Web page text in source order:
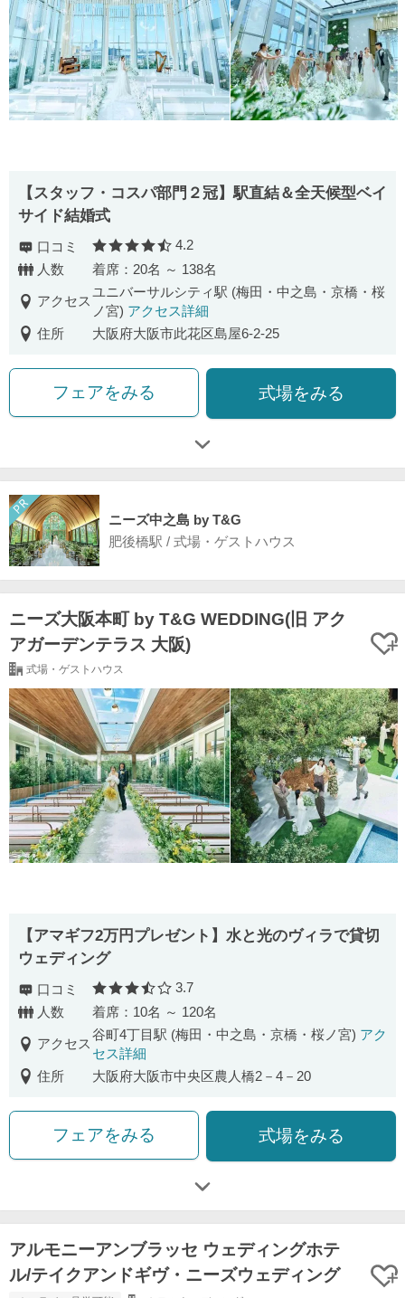
【スタッフ・コスパ部門２冠】駅直結＆全天候型ベイ
サイド結婚式
口コミ 口コミ評価
4.2
人数
着席：20名 ～ 138名
アクセス
ユニバーサルシティ駅 (梅田・中之島・京橋・桜
ノ宮) アクセス詳細
住所
大阪府大阪市此花区島屋6-2-25
フェアをみる 式場をみる
ニーズ中之島 by T&G
肥後橋駅 / 式場・ゲストハウス
ニーズ大阪本町 by T&G WEDDING(旧 アク
アガーデンテラス 大阪)
式場・ゲストハウス
【アマギフ2万円プレゼント】水と光のヴィラで貸切
ウェディング
口コミ 口コミ評価
3.7
人数
着席：10名 ～ 120名
アクセス
谷町4丁目駅 (梅田・中之島・京橋・桜ノ宮) アク
セス詳細
住所
大阪府大阪市中央区農人橋2－4－20
フェアをみる 式場をみる
アルモニーアンブラッセ ウェディングホテ
ル/テイクアンドギヴ・ニーズウェディング